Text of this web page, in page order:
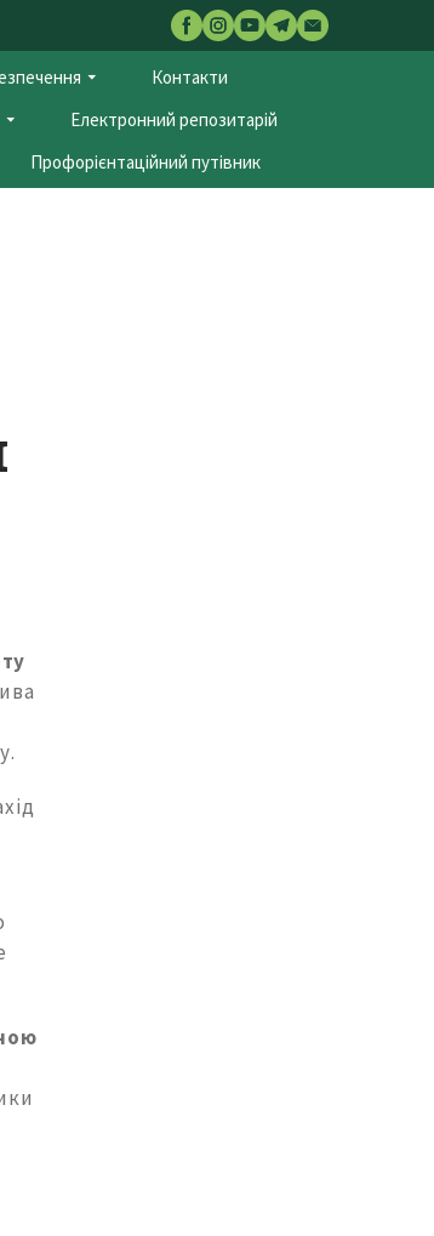
Контакти
Електронний репозитарій
Профорієнтаційний путівник